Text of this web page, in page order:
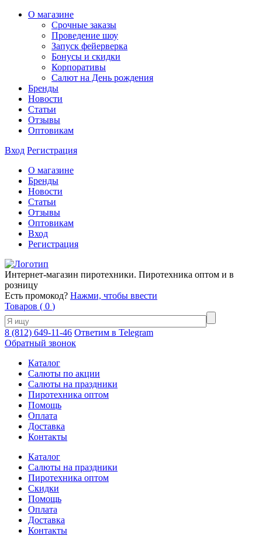
О магазине
Срочные заказы
Проведение шоу
Запуск фейерверка
Бонусы и скидки
Корпоративы
Салют на День рождения
Бренды
Новости
Статьи
Отзывы
Оптовикам
Вход Регистрация
О магазине
Бренды
Новости
Статьи
Отзывы
Оптовикам
Вход
Регистрация
Интернет-магазин пиротехники. Пиротехника оптом и в
розницу
Есть промокод? Нажми, чтобы ввести
Товаров ( 0 )
8 (812) 649-11-46 Ответим в Telegram
Обратный звонок
Каталог
Салюты по акции
Салюты на праздники
Пиротехника оптом
Помощь
Оплата
Доставка
Контакты
Каталог
Салюты на праздники
Пиротехника оптом
Скидки
Помощь
Оплата
Доставка
Контакты